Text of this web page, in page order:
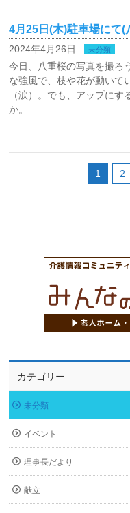
4月25日(木)駐車場にて(
2024年4月26日 未分類
今日、八重桜の写真を撮ろ
な強風で、枝や花が動いて
（涙）。でも、アップに
か。
1 2
カテゴリー
未分類
イベント
理事長だより
献立